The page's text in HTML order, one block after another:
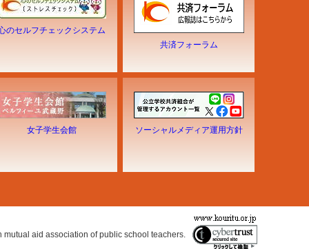
のセルフチェックシステム
共済フォーラム
女子学生会館 ソーシャルメディア運用方針
aid association of public school teachers.